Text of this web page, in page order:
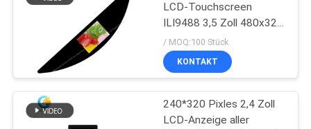
LCD-Touchscreen
ILI9488 3,5 Zoll 480x320
Punkte
/ MOQ:100 Stück
KONTAKT
240*320 Pixles 2,4 Zoll
LCD-Anzeige aller